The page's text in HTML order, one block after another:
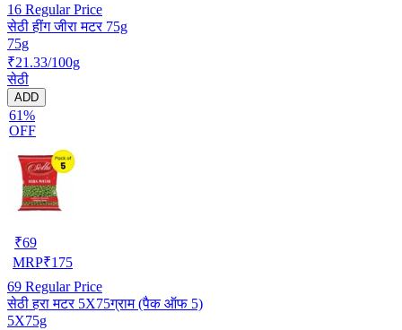
16 Regular Price
सेठी हींग जीरा मटर 75g
75g
₹21.33/100g
सेठी
ADD
61%
OFF
₹69
MRP₹175
69 Regular Price
सेठी हरा मटर 5X75ग्राम (पैक ऑफ 5)
5X75g